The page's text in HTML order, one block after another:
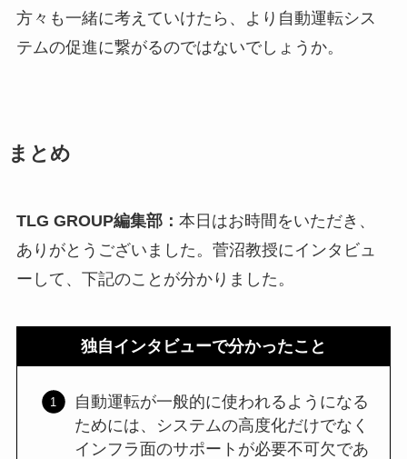
方々も一緒に考えていけたら、より自動運転シス
テムの促進に繋がるのではないでしょうか。
まとめ
TLG GROUP編集部： 本日はお時間をいただき、
ありがとうございました。菅沼教授にインタビュ
ーして、下記のことが分かりました。
独自インタビューで分かったこと
自動運転が一般的に使われるようになる
ためには、システムの高度化だけでなく
インフラ面のサポートが必要不可欠であ